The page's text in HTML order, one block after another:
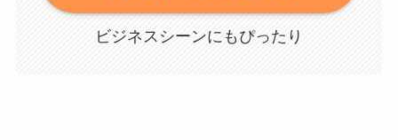
ビジネスシーンにもぴったり